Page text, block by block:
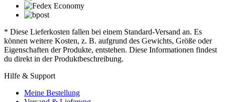
* Diese Lieferkosten fallen bei einem Standard-Versand an. Es
können weitere Kosten, z. B. aufgrund des Gewichts, Größe oder
Eigenschaften der Produkte, entstehen. Diese Informationen findest
du direkt in der Produktbeschreibung.
Hilfe & Support
Meine Bestellung